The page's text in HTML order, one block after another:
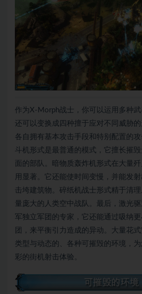
作为X-Morph战士，你可以运用多种武
还可以变换成四种擅于应对不同威胁
各自拥有基本攻击手段和特别配置的
斗机形式是最普通的模式，它擅长摧
面的部队。暗物质轰炸机形式在大量
用显著。它还能使时间变慢，并能发
击垮建筑物。碎纸机战士形式精于清
量庞大的人类空中战队。最后，激光
军独立军团的专家，它还能通过吸纳
团，来平衡引力造成的异动。大量花
类型与动态的、各种可摧毁的环境，
彩的街机射击体验。